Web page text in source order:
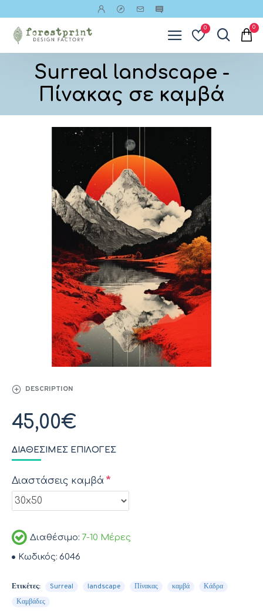
0 0
Surreal landscape -
Πίνακας σε καμβά
DESCRIPTION
Διαθέσιμο: 7-10 Μέρες
Κωδικός: 6046
45,00€
ΔΙΑΘΈΣΙΜΕΣ ΕΠΙΛΟΓΈΣ
Διαστάσεις καμβά
Ετικέτες: Surreal landscape Πίνακας καμβά
Κάδρα
Καμβάδες